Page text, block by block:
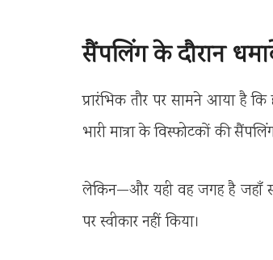
सैंपलिंग के दौरान
प्रारंभिक तौर पर सामने आया
भारी मात्रा के विस्फोटकों की
लेकिन—और यही वह जगह है जहाँ
पर स्वीकार नहीं किया।